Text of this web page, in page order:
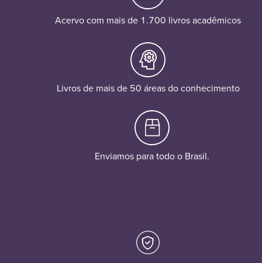
Acervo com mais de 1.700 livros acadêmicos
Livros de mais de 50 áreas do conhecimento
Enviamos para todo o Brasil.